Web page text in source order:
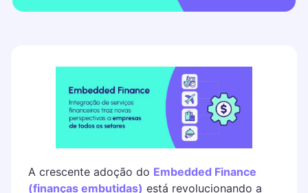
A crescente adoção do Embedded Finance
(finanças embutidas) está revolucionando a